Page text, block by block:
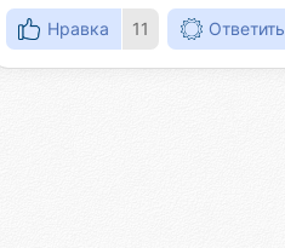
Нравка 11 Ответить